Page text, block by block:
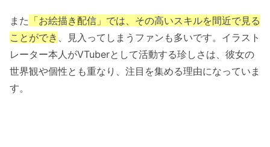
また 「お絵描き配信」では、その高いスキルを間近で見る
ことができ
、見入ってしまうファンも多いです。イラスト
レーター本人がVTuberとして活動する珍しさは、彼女の
世界観や個性とも重なり、注目を集める理由になっていま
す。